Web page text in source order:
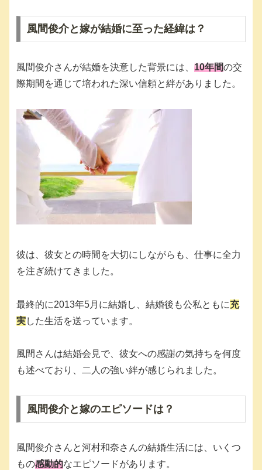
風間俊介と嫁が結婚に至った経緯は？
風間俊介さんが結婚を決意した背景には、 10年間の交
際期間を通じて培われた深い信頼と絆がありました。
彼は、彼女との時間を大切にしながらも、仕事に全力
を注ぎ続けてきました。
最終的に2013年5月に結婚し、結婚後も公私ともに充
実した生活を送っています。
風間さんは結婚会見で、彼女への感謝の気持ちを何度
も述べており、二人の強い絆が感じられました。
風間俊介と嫁のエピソードは？
風間俊介さんと河村和奈さんの結婚生活には、いくつ
もの感動的なエピソードがあります。